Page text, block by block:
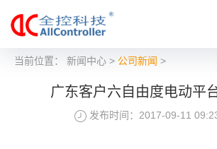
当前位置： 新闻中心> 公司新闻 >
广东客户六自由度电动平
发布时间：2017-09-11